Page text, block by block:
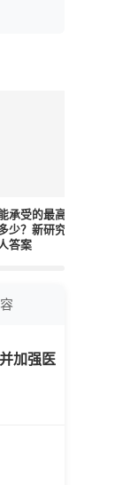
承受的最高温
少？新研究给
答案
加强医